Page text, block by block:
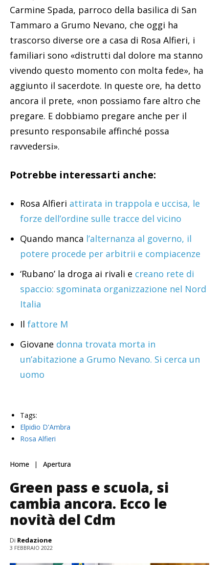
pregare. E dobbiamo pregare anche per il
presunto responsabile affinché possa
ravvedersi».
Potrebbe interessarti anche:
Rosa Alfieri
attirata in trappola e uccisa, le
forze dell’ordine sulle tracce del vicino
Quando mancal’alternanza al governo, il
potere procede per arbitrii e compiacenze
spaccio: sgominata organizzazione nel Nord
Ilfattore M
Giovane donna trovata morta in
un’abitazione a Grumo Nevano. Si cerca un
Tags:
Rosa Alfieri
Apertura
Green pass e scuola, si
novità del Cdm
Di Redazione
3 FEBBRAIO 2022